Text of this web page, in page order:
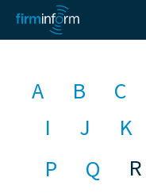
A B C
I
J K
P
Q R